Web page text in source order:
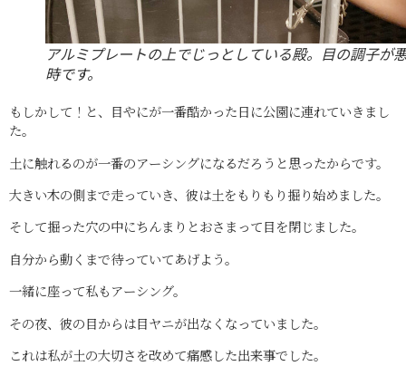
アルミプレートの上でじっとしている殿。目の調子が
時です。
もしかして！と、目やにが一番酷かった日に公園に連れていきまし
た。
土に触れるのが一番のアーシングになるだろうと思ったからです。
大きい木の側まで走っていき、彼は土をもりもり掘り始めました。
そして掘った穴の中にちんまりとおさまって目を閉じました。
自分から動くまで待っていてあげよう。
一緒に座って私もアーシング。
その夜、彼の目からは目ヤニが出なくなっていました。
これは私が土の大切さを改めて痛感した出来事でした。